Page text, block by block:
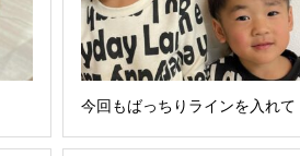
今回もばっちりラインを入れて